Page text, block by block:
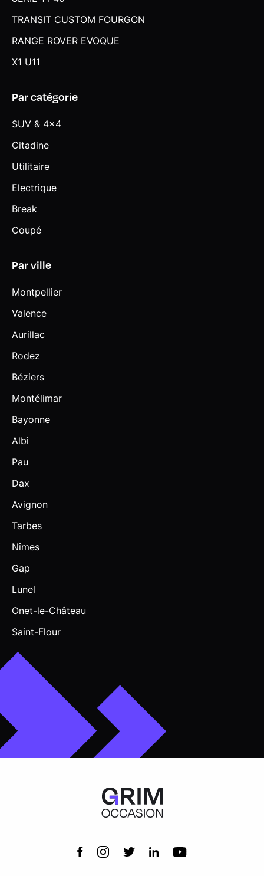
TRANSIT CUSTOM FOURGON
RANGE ROVER EVOQUE
X1 U11
Par catégorie
SUV & 4x4
Citadine
Utilitaire
Electrique
Break
Coupé
Par ville
Montpellier
Valence
Aurillac
Rodez
Béziers
Montélimar
Bayonne
Albi
Pau
Dax
Avignon
Tarbes
Nîmes
Gap
Lunel
Onet-le-Château
Saint-Flour